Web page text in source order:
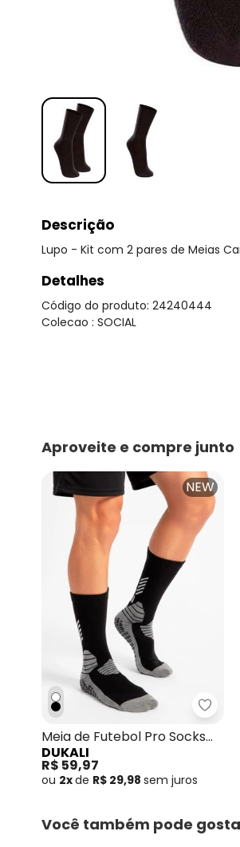
Descrição
Lupo - Kit com 2 pares de Meias
Detalhes
Código do produto: 24240444
Colecao : SOCIAL
Aproveite e compre junto
NEW
Meia de Futebol Pro Socks
Preto
DUKALI
R$ 59,97
ou 2xde R$ 29,98 sem juros
Você também pode